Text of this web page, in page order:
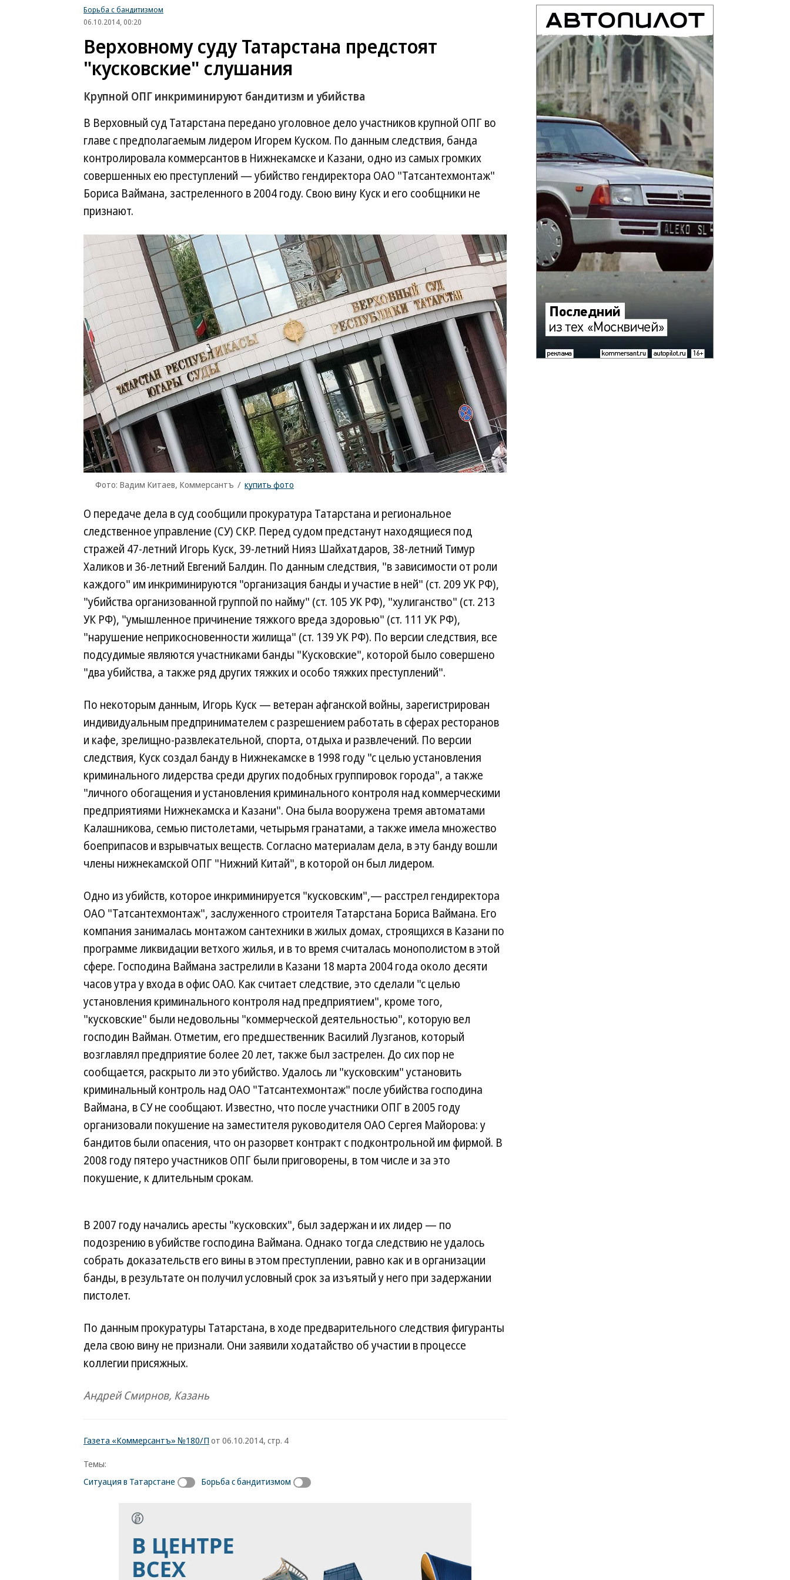
Борьба с бандитизмом
06.10.2014, 00:20
Верховному суду Татарстана предстоят
"кусковские" слушания
Крупной ОПГ инкриминируют бандитизм и убийства
В Верховный суд Татарстана передано уголовное дело участников крупной ОПГ во
главе с предполагаемым лидером Игорем Куском. По данным следствия, банда
контролировала коммерсантов в Нижнекамске и Казани, одно из самых громких
совершенных ею преступлений — убийство гендиректора ОАО "Татсантехмонтаж"
Бориса Ваймана, застреленного в 2004 году. Свою вину Куск и его сообщники не
признают.
Фото: Вадим Китаев, Коммерсантъ / купить фото
О передаче дела в суд сообщили прокуратура Татарстана и региональное
следственное управление (СУ) СКР. Перед судом предстанут находящиеся под
стражей 47-летний Игорь Куск, 39-летний Нияз Шайхатдаров, 38-летний Тимур
Халиков и 36-летний Евгений Балдин. По данным следствия, "в зависимости от роли
каждого" им инкриминируются "организация банды и участие в ней" (ст. 209 УК РФ),
"убийства организованной группой по найму" (ст. 105 УК РФ), "хулиганство" (ст. 213
УК РФ), "умышленное причинение тяжкого вреда здоровью" (ст. 111 УК РФ),
"нарушение неприкосновенности жилища" (ст. 139 УК РФ). По версии следствия, все
подсудимые являются участниками банды "Кусковские", которой было совершено
"два убийства, а также ряд других тяжких и особо тяжких преступлений".
По некоторым данным, Игорь Куск — ветеран афганской войны, зарегистрирован
индивидуальным предпринимателем с разрешением работать в сферах ресторанов
и кафе, зрелищно-развлекательной, спорта, отдыха и развлечений. По версии
следствия, Куск создал банду в Нижнекамске в 1998 году "с целью установления
криминального лидерства среди других подобных группировок города", а также
"личного обогащения и установления криминального контроля над коммерческими
предприятиями Нижнекамска и Казани". Она была вооружена тремя автоматами
Калашникова, семью пистолетами, четырьмя гранатами, а также имела множество
боеприпасов и взрывчатых веществ. Согласно материалам дела, в эту банду вошли
члены нижнекамской ОПГ "Нижний Китай", в которой он был лидером.
Одно из убийств, которое инкриминируется "кусковским",— расстрел гендиректора
ОАО "Татсантехмонтаж", заслуженного строителя Татарстана Бориса Ваймана. Его
компания занималась монтажом сантехники в жилых домах, строящихся в Казани по
программе ликвидации ветхого жилья, и в то время считалась монополистом в этой
сфере. Господина Ваймана застрелили в Казани 18 марта 2004 года около десяти
часов утра у входа в офис ОАО. Как считает следствие, это сделали "с целью
установления криминального контроля над предприятием", кроме того,
"кусковские" были недовольны "коммерческой деятельностью", которую вел
господин Вайман. Отметим, его предшественник Василий Лузганов, который
возглавлял предприятие более 20 лет, также был застрелен. До сих пор не
сообщается, раскрыто ли это убийство. Удалось ли "кусковским" установить
криминальный контроль над ОАО "Татсантехмонтаж" после убийства господина
Ваймана, в СУ не сообщают. Известно, что после участники ОПГ в 2005 году
организовали покушение на заместителя руководителя ОАО Сергея Майорова: у
бандитов были опасения, что он разорвет контракт с подконтрольной им фирмой. В
2008 году пятеро участников ОПГ были приговорены, в том числе и за это
покушение, к длительным срокам.
В 2007 году начались аресты "кусковских", был задержан и их лидер — по
подозрению в убийстве господина Ваймана. Однако тогда следствию не удалось
собрать доказательств его вины в этом преступлении, равно как и в организации
банды, в результате он получил условный срок за изъятый у него при задержании
пистолет.
По данным прокуратуры Татарстана, в ходе предварительного следствия фигуранты
дела свою вину не признали. Они заявили ходатайство об участии в процессе
коллегии присяжных.
Андрей Смирнов, Казань
Газета «Коммерсантъ» №180/П от 06.10.2014, стр. 4
Темы:
Ситуация в Татарстане
Борьба с бандитизмом